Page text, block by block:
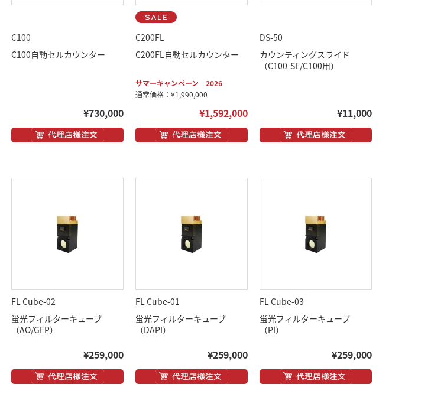
C100
C100自動セルカウンター
¥730,000
C200FL
C200FL自動セルカウンター
サマーキャンペーン 2026
通常価格：¥1,990,000
¥1,592,000
DS-50
カウンティングスライド
（C100-SE/C100用）
¥11,000
FL Cube-02
蛍光フィルターキューブ
（AO/GFP）
¥259,000
FL Cube-01
蛍光フィルターキューブ
（DAPI）
¥259,000
FL Cube-03
蛍光フィルターキューブ
（PI）
¥259,000